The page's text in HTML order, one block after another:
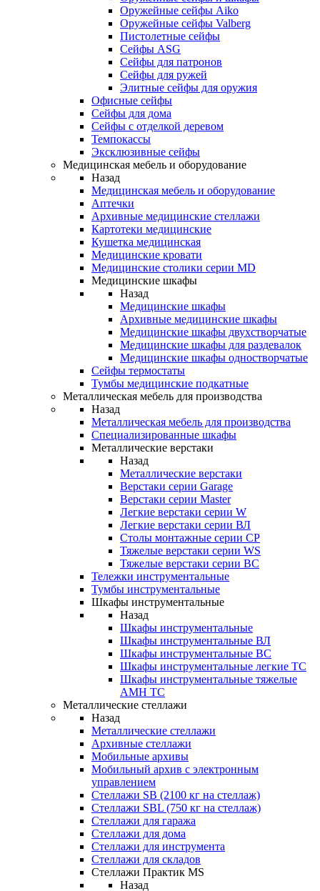
Оружейные сейфы Aiko
Оружейные сейфы Valberg
Пистолетные сейфы
Сейфы ASG
Сейфы для патронов
Сейфы для ружей
Элитные сейфы для оружия
Офисные сейфы
Сейфы для дома
Сейфы с отделкой деревом
Темпокассы
Эксклюзивные сейфы
Медицинская мебель и оборудование
Назад
Медицинская мебель и оборудование
Аптечки
Архивные медицинские стеллажи
Картотеки медицинские
Кушетка медицинская
Медицинские кровати
Медицинские столики серии MD
Медицинские шкафы
Назад
Медицинские шкафы
Архивные медицинские шкафы
Медицинские шкафы двухстворчатые
Медицинские шкафы для раздевалок
Медицинские шкафы одностворчатые
Сейфы термостаты
Тумбы медицинские подкатные
Металлическая мебель для производства
Назад
Металлическая мебель для производства
Cпециализированные шкафы
Металлические верстаки
Назад
Металлические верстаки
Верстаки серии Garage
Верстаки серии Master
Легкие верстаки серии W
Легкие верстаки серии ВЛ
Столы монтажные серии СР
Тяжелые верстаки серии WS
Тяжелые верстаки серии ВС
Тележки инструментальные
Тумбы инструментальные
Шкафы инструментальные
Назад
Шкафы инструментальные
Шкафы инструментальные ВЛ
Шкафы инструментальные ВС
Шкафы инструментальные легкие ТС
Шкафы инструментальные тяжелые
AMH TC
Металлические стеллажи
Назад
Металлические стеллажи
Архивные стеллажи
Мобильные архивы
Мобильный архив с электронным
управлением
Стеллажи SB (2100 кг на стеллаж)
Стеллажи SBL (750 кг на стеллаж)
Стеллажи для гаража
Стеллажи для дома
Стеллажи для инструмента
Стеллажи для складов
Стеллажи Практик MS
Назад